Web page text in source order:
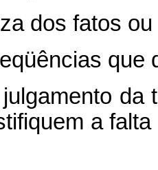
dos fatos
que
da
a